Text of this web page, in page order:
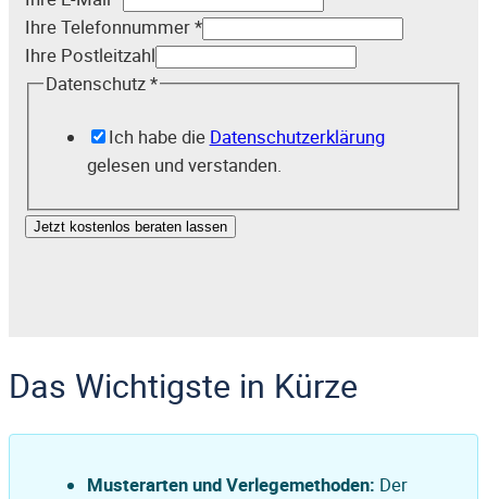
Ihre Telefonnummer*
Ihre Postleitzahl
Datenschutz*
Ich habe die Datenschutzerklärung
gelesen und verstanden.
Jetzt kostenlos beraten lassen
Das Wichtigste in Kürze
Musterarten und Verlegemethoden: Der